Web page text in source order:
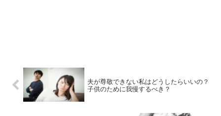
夫が尊敬できない私はどうしたらいいの？
子供のために我慢するべき？